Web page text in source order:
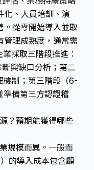
化、人員培訓、演
。從零開始導入並取
管理成熟度，通常需
採取三階段推進：
與缺口分析；第二
機制；第三階段（6-
準備第三方認證稽
？預期能獲得哪些
規模而異。一般而
的導入成本包含顧